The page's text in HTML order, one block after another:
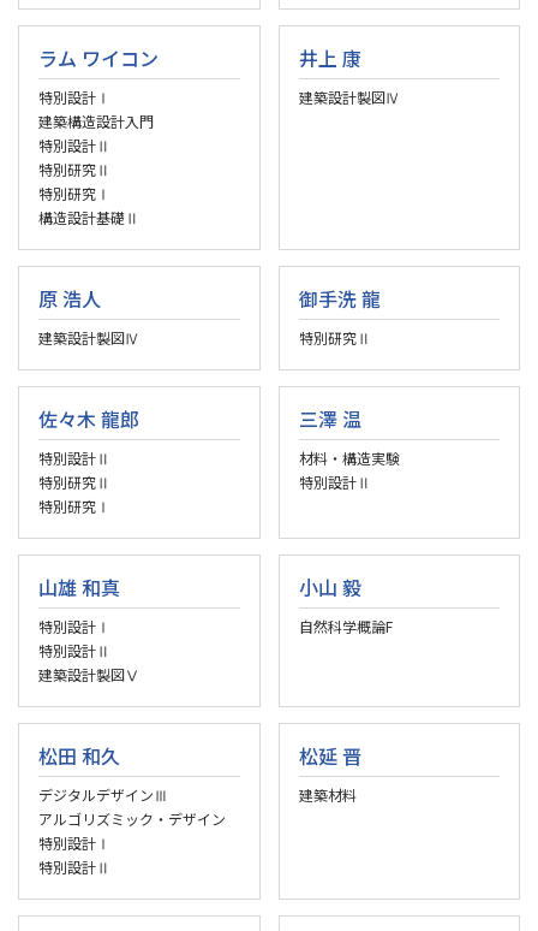
ラム ワイコン
特別設計Ⅰ
建築構造設計入門
特別設計Ⅱ
特別研究Ⅱ
特別研究Ⅰ
構造設計基礎Ⅱ
井上 康
建築設計製図Ⅳ
原 浩人
建築設計製図Ⅳ
御手洗 龍
特別研究Ⅱ
佐々木 龍郎
特別設計Ⅱ
特別研究Ⅱ
特別研究Ⅰ
三澤 温
材料・構造実験
特別設計Ⅱ
山雄 和真
特別設計Ⅰ
特別設計Ⅱ
建築設計製図Ⅴ
小山 毅
自然科学概論F
松田 和久
デジタルデザインⅢ
アルゴリズミック・デザイン
特別設計Ⅰ
特別設計Ⅱ
松延 晋
建築材料